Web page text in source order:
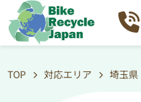
TOP 対応エリア 埼玉県